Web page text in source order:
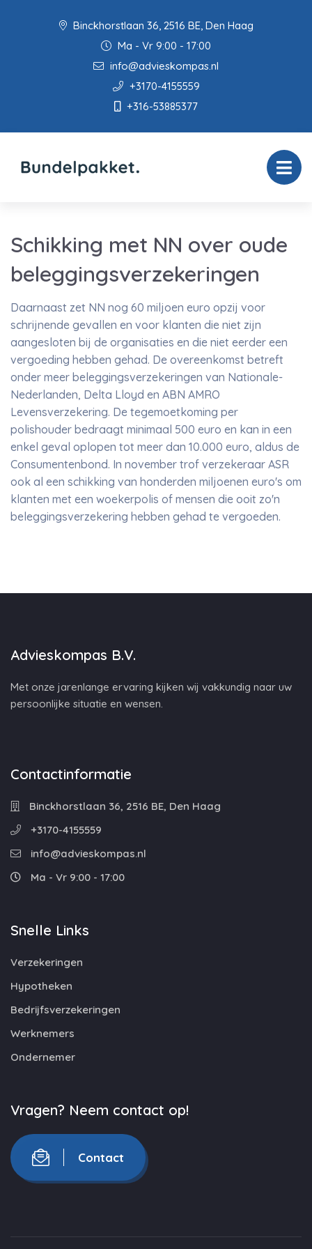
Binckhorstlaan 36, 2516 BE, Den Haag
Ma - Vr 9:00 - 17:00
info@advieskompas.nl
+3170-4155559
+316-53885377
Schikking met NN over oude
beleggingsverzekeringen
Daarnaast zet NN nog 60 miljoen euro opzij voor
schrijnende gevallen en voor klanten die niet zijn
aangesloten bij de organisaties en die niet eerder een
vergoeding hebben gehad. De overeenkomst betreft
onder meer beleggingsverzekeringen van Nationale-
Nederlanden, Delta Lloyd en ABN AMRO
Levensverzekering. De tegemoetkoming per
polishouder bedraagt minimaal 500 euro en kan in een
enkel geval oplopen tot meer dan 10.000 euro, aldus de
Consumentenbond. In november trof verzekeraar ASR
ook al een schikking van honderden miljoenen euro's om
klanten met een woekerpolis of mensen die ooit zo'n
beleggingsverzekering hebben gehad te vergoeden.
Advieskompas B.V.
Met onze jarenlange ervaring kijken wij vakkundig naar uw
persoonlijke situatie en wensen.
Contactinformatie
Binckhorstlaan 36, 2516 BE, Den Haag
+3170-4155559
info@advieskompas.nl
Ma - Vr 9:00 - 17:00
Snelle Links
Verzekeringen
Hypotheken
Bedrijfsverzekeringen
Werknemers
Ondernemer
Vragen? Neem contact op!
Contact